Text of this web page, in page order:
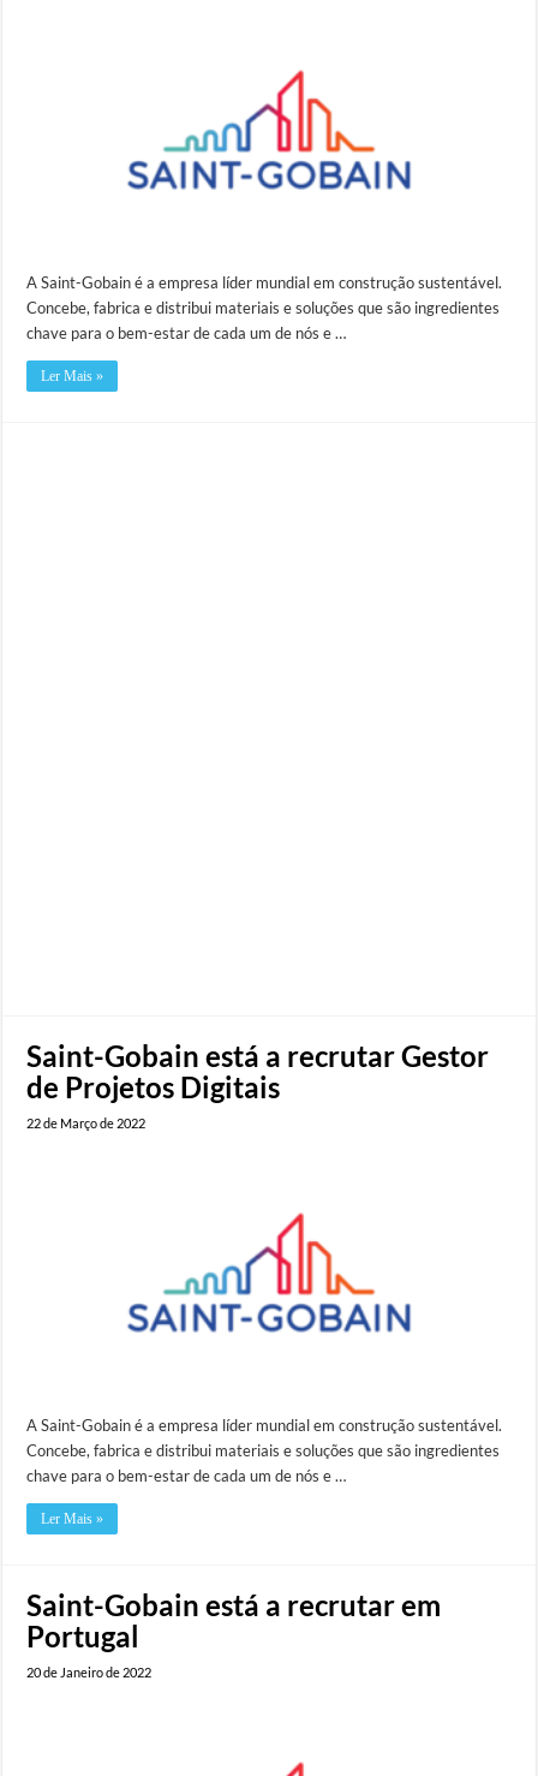
A Saint-Gobain é a empresa líder mundial em construção sustentável.
Concebe, fabrica e distribui materiais e soluções que são ingredientes
chave para o bem-estar de cada um de nós e …
Ler Mais »
Saint-Gobain está a recrutar Gestor
de Projetos Digitais
22 de Março de 2022
A Saint-Gobain é a empresa líder mundial em construção sustentável.
Concebe, fabrica e distribui materiais e soluções que são ingredientes
chave para o bem-estar de cada um de nós e …
Ler Mais »
Saint-Gobain está a recrutar em
Portugal
20 de Janeiro de 2022